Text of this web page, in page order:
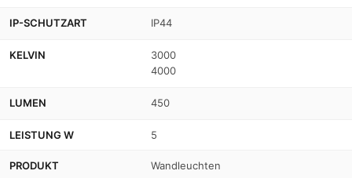
IP-SCHUTZART IP44
KELVIN
3000
4000
LUMEN 450
LEISTUNG W 5
PRODUKT Wandleuchten